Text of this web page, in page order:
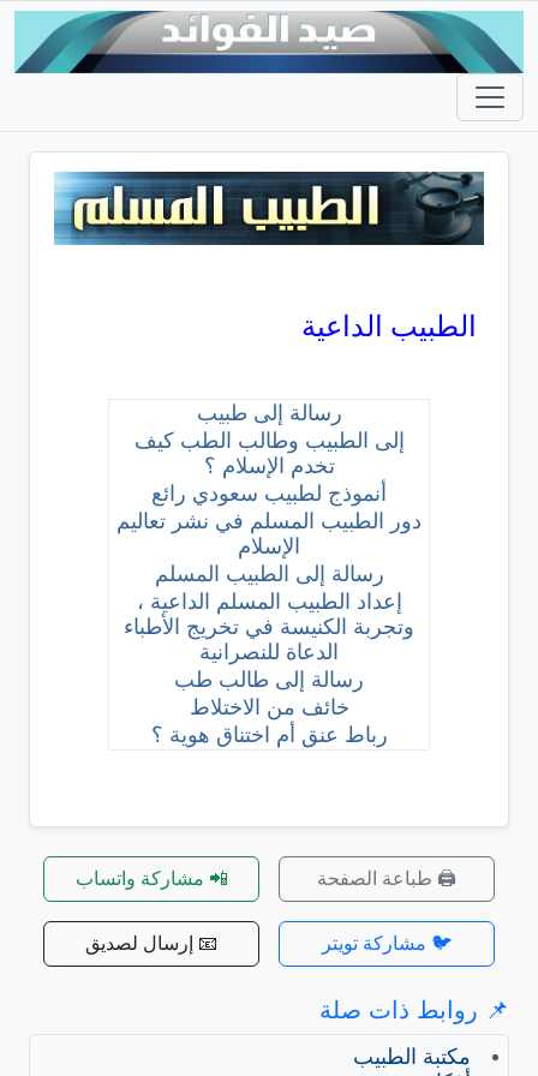
الطبيب الداعية
رسالة إلى طبيب
إلى الطبيب وطالب الطب كيف
تخدم الإسلام ؟
أنموذج لطبيب سعودي رائع
دور الطبيب المسلم في نشر تعاليم
الإسلام
رسالة إلى الطبيب المسلم
إعداد الطبيب المسلم الداعية ،
وتجربة الكنيسة في تخريج الأطباء
الدعاة للنصرانية
رسالة إلى طالب طب
خائف من الاختلاط
رباط عنق أم اختناق هوية ؟
🖨️ طباعة الصفحة 📲 مشاركة واتساب
🐦 مشاركة تويتر 📧 إرسال لصديق
📌 روابط ذات صلة
مكتبة الطبيب